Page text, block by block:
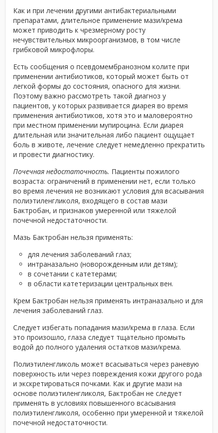
Как и при лечении другими антибактериальными
препаратами, длительное применение мази/крема
может приводить к чрезмерному росту
нечувствительных микроорганизмов, в том числе
грибковой микрофлоры.
Есть сообщения о псевдомембранозном колите при
применении антибиотиков, который может быть от
легкой формы до состояния, опасного для жизни.
Поэтому важно рассмотреть такой диагноз у
пациентов, у которых развивается диарея во время
применения антибиотиков, хотя это и маловероятно
при местном применении мупироцина. Если диарея
длительная или значительная либо пациент ощущает
боль в животе, лечение следует немедленно прекратить
и провести диагностику.
Почечная недостаточность. Пациенты пожилого
возраста: ограничений в применении нет, если только
во время лечения не возникают условия для всасывания
полиэтиленгликоля, входящего в состав мази
Бактробан, и признаков умеренной или тяжелой
почечной недостаточности.
Мазь Бактробан нельзя применять:
для лечения заболеваний глаз;
интраназально (новорожденным или детям);
в сочетании с катетерами;
в области катетеризации центральных вен.
Крем Бактробан нельзя применять интраназально и для
лечения заболеваний глаз.
Следует избегать попадания мази/крема в глаза. Если
это произошло, глаза следует тщательно промыть
водой до полного удаления остатков мази/крема.
Полиэтиленгликоль может всасываться через раневую
поверхность или через повреждения кожи другого рода
и экскретироваться почками. Как и другие мази на
основе полиэтиленгликоля, Бактробан не следует
применять в условиях повышенного всасывания
полиэтиленгликоля, особенно при умеренной и тяжелой
почечной недостаточности.